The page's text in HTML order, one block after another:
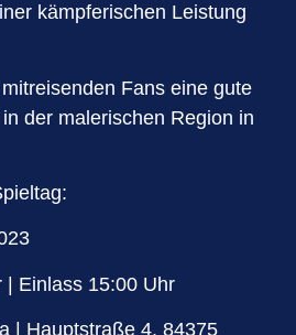
kämpferischen Leistung
Fans eine gute
der malerischen Region in
| Einlass 15:00 Uhr
| Hauptstraße 4, 84375